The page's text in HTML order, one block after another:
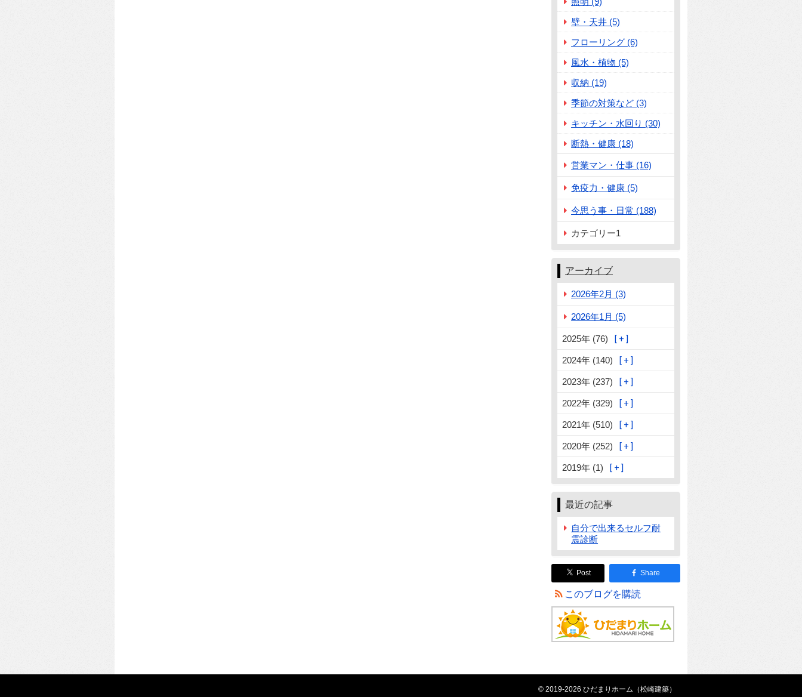
壁・天井 (5)
フローリング (6)
風水・植物 (5)
収納 (19)
季節の対策など (3)
キッチン・水回り (30)
断熱・健康 (18)
営業マン・仕事 (16)
免疫力・健康 (5)
今思う事・日常 (188)
カテゴリー1
アーカイブ
2026年2月 (3)
2026年1月 (5)
2025年 (76)
2024年 (140)
2023年 (237)
2022年 (329)
2021年 (510)
2020年 (252)
2019年 (1)
最近の記事
自分で出来るセルフ耐
震診断
Post Share
このブログを購読
© 2019-2026 ひだまりホーム（松崎建築）